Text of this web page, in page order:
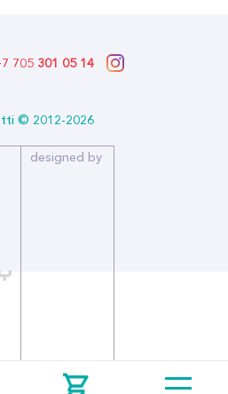
в виде карамельки. Может
воздухом.
705 301 05 14
© 2012-2026
designed by